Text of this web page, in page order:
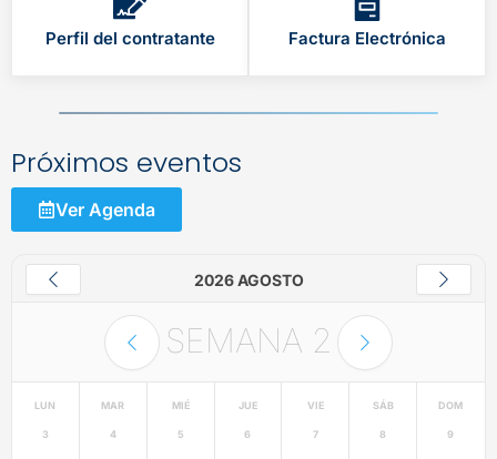
Perfil del contratante Factura Electrónica
Próximos eventos
Ver Agenda
2026 AGOSTO
SEMANA 2
LUN
3
MAR
4
MIÉ
5
JUE
6
VIE
7
SÁB
8
DOM
9